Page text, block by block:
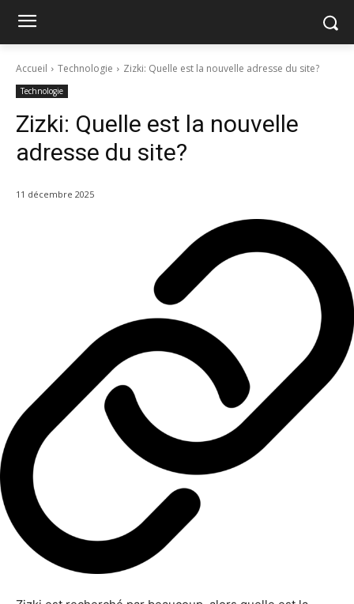
Accueil Technologie Zizki: Quelle est la nouvelle adresse du site?
Technologie
Zizki: Quelle est la nouvelle
adresse du site?
11 décembre 2025